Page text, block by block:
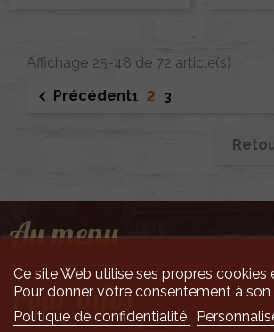
Affichage 25-48 de 72 article(s)
 Précédent1 2 3
Au menu
Pour infos
Ce site Web utilise ses propres
Pour donner votre consentement à
Politique de confidentialité